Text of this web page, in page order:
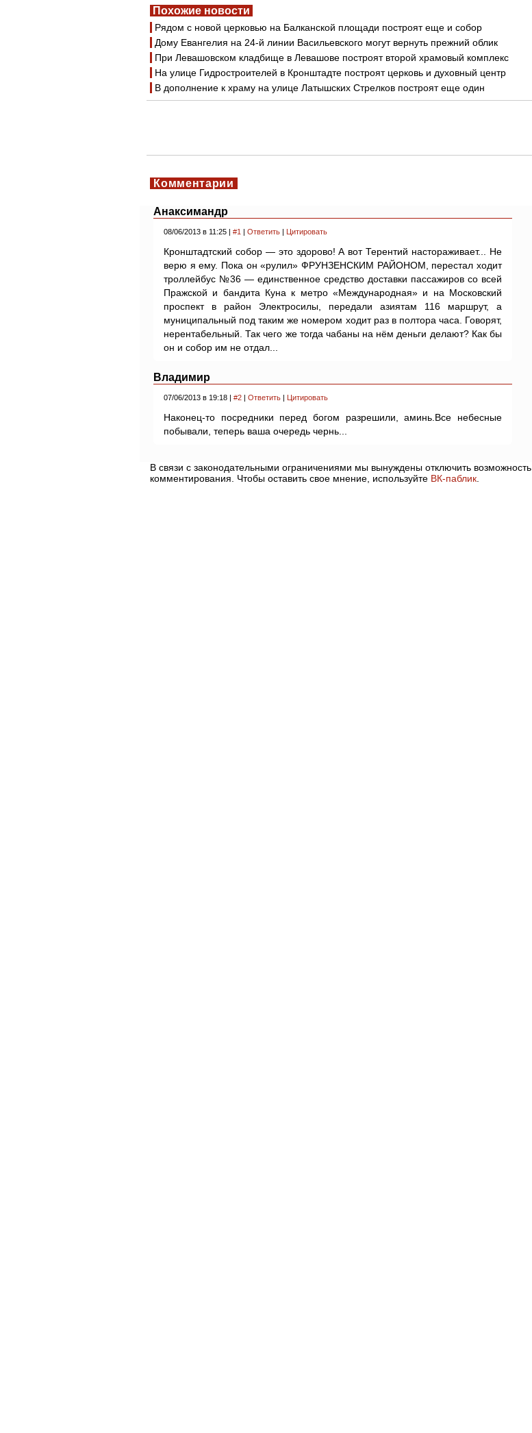
Похожие новости
Рядом с новой церковью на Балканской площади построят еще и собор
Дому Евангелия на 24-й линии Васильевского могут вернуть прежний облик
При Левашовском кладбище в Левашове построят второй храмовый комплекс
На улице Гидростроителей в Кронштадте построят церковь и духовный центр
В дополнение к храму на улице Латышских Стрелков построят еще один
Комментарии
Анаксимандр
08/06/2013 в 11:25 | #1 | Ответить | Цитировать
Кронштадтский собор — это здорово! А вот Терентий настораживает... Не
верю я ему. Пока он «рулил» ФРУНЗЕНСКИМ РАЙОНОМ, перестал ходит
троллейбус №36 — единственное средство доставки пассажиров со всей
Пражской и бандита Куна к метро «Международная» и на Московский
проспект в район Электросилы, передали азиятам 116 маршрут, а
муниципальный под таким же номером ходит раз в полтора часа. Говорят,
нерентабельный. Так чего же тогда чабаны на нём деньги делают? Как бы
он и собор им не отдал...
Владимир
07/06/2013 в 19:18 | #2 | Ответить | Цитировать
Наконец-то посредники перед богом разрешили, аминь.Все небесные
побывали, теперь ваша очередь чернь...
В связи с законодательными ограничениями мы вынуждены отключить возможность
комментирования. Чтобы оставить свое мнение, используйте ВК-паблик